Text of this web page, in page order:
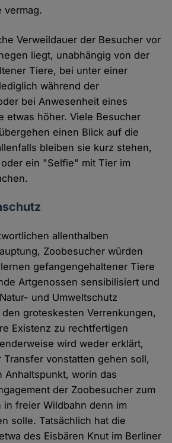
vermag.
Verweildauer der Besucher vor
liegt, unabhängig von der
Tiere, bei unter einer
während der
bei Anwesenheit eines
etwas höher. Viele Besucher
einen Blick auf die
bleiben sie kurz stehen,
ein "Selfie" mit Tier im
allenthalben
Zoobesucher würden
gefangengehaltener Tiere
Artgenossen sensibilisiert und
und Umweltschutz
groteskesten Verrenkungen,
Existenz zu rechtfertigen
wird weder erklärt,
vonstatten gehen soll,
Anhaltspunkt, worin das
der Zoobesucher zum
in freier Wildbahn denn im
solle. Tatsächlich hat die
des Eisbären Knut im Berliner